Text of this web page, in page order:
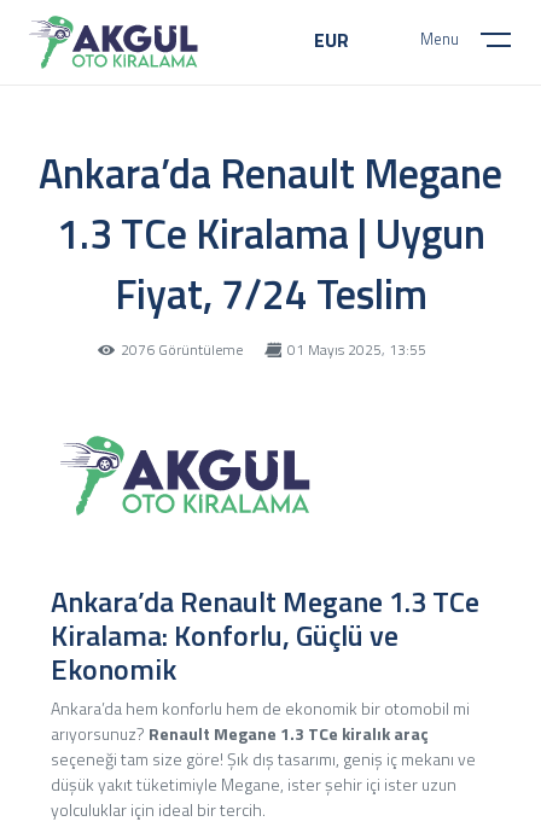
Menu
EUR
Ankara’da Renault Megane
1.3 TCe Kiralama | Uygun
Fiyat, 7/24 Teslim
2076 Görüntüleme 01 Mayıs 2025, 13:55
Ankara’da Renault Megane 1.3 TCe
Kiralama: Konforlu, Güçlü ve
Ekonomik
Ankara’da hem konforlu hem de ekonomik bir otomobil mi
arıyorsunuz? Renault Megane 1.3 TCe kiralık araç
seçeneği tam size göre! Şık dış tasarımı, geniş iç mekanı ve
düşük yakıt tüketimiyle Megane, ister şehir içi ister uzun
yolculuklar için ideal bir tercih.